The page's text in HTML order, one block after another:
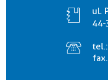
ul.
44-
tel.: